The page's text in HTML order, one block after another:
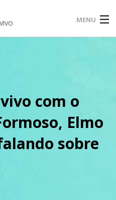
MENU
com o
Elmo
sobre